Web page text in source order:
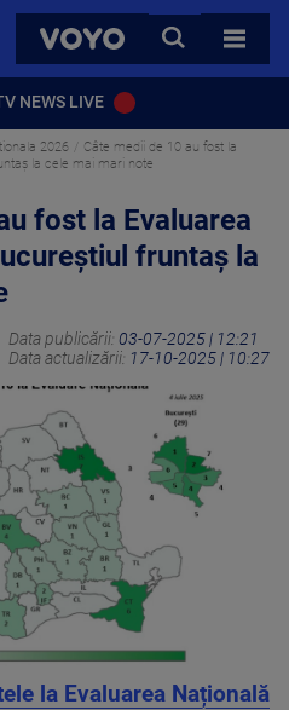
VOYO
CAUTA
TOATE
NEWS LIVE
2026
Câte medii de 10 au fost la
la cele mai mari note
fost la Evaluarea
fruntaș la
Data publicării: 03-07-2025 | 12:21
Data actualizării: 17-10-2025 | 10:27
la Evaluarea Națională